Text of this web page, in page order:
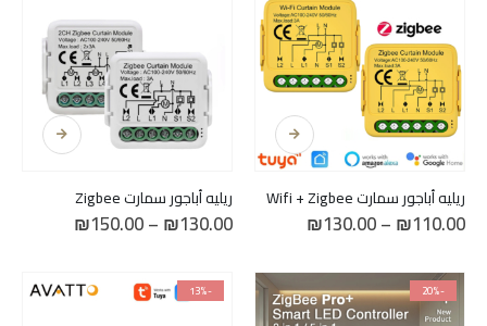
الخيارات
على
صفحة
المنتج
على
صفحة
المنتج
هناك
العديد
من
الأشكال
المختلفة
لهذا
يمكن
اختيار
ريليه أباجور سمارت Wifi + Zigbee
₪110.00
–
₪130.00
خلال
هناك
العديد
الأشكال
المختلفة
لهذا
يمكن
اختيار
ريليه أباجور سمارت Zigbee
₪130.00
–
₪150.00
خلال -20%
-13%